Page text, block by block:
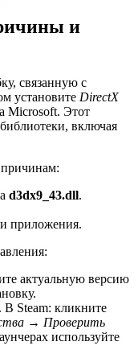
и
связанную с
установите DirectX
Microsoft. Этот
включая
d3dx9_43.dll.
приложения.
актуальную версию
. В Steam: кликните
→ Проверить
используйте